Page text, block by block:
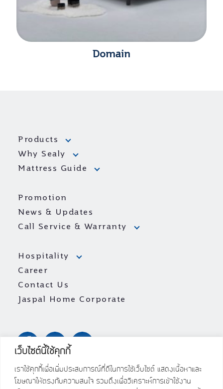
เว็บไซต์นี้ใช้คุกกี้
เราใช้คุกกี้เพื่อเพิ่มประสบการณ์ที่ดีในการใช้เว็บไซต์ แสดงเนื้อหาและ
โฆษณาให้ตรงกับความสนใจ รวมถึงเพื่อวิเคราะห์การเข้าใช้งาน
Domain
Products
Why Sealy
Mattress Guide
Promotion
News & Updates
Call Service & Warranty
Hospitality
Career
Contact Us
Jaspal Home Corporate